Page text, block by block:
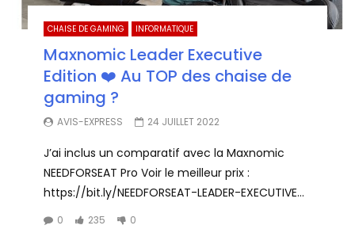
CHAISE DE GAMING INFORMATIQUE
Maxnomic Leader Executive
Edition ❤️ Au TOP des chaise de
gaming ?
AVIS-EXPRESS 24 JUILLET 2022
J’ai inclus un comparatif avec la Maxnomic
NEEDFORSEAT Pro Voir le meilleur prix :
https://bit.ly/NEEDFORSEAT-LEADER-EXECUTIVE...
0 235 0